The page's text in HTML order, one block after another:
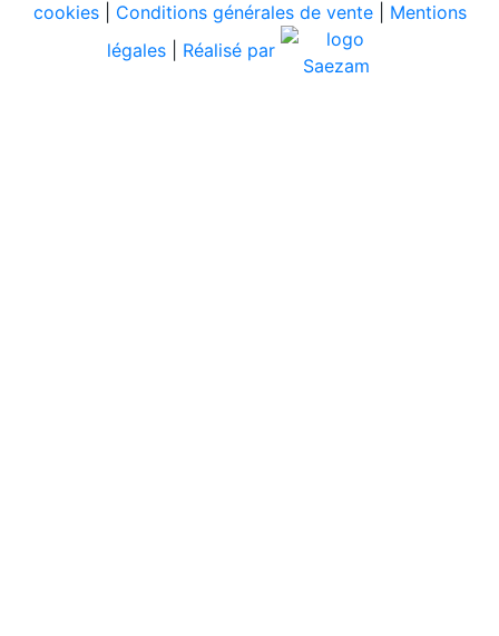
cookies| Conditions générales de vente| Mentions
légales
Réalisé par